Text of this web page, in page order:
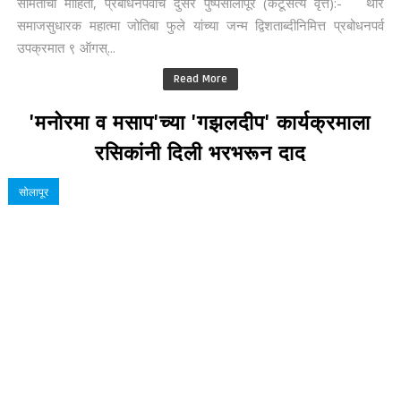
समाजसुधारक महात्मा जोतिबा फुले यांच्या जन्म द्विशताब्दीनिमित्त प्रबोधनपर्व
उपक्रमात ९ ऑगस्...
Read More
'मनोरमा व मसाप'च्या 'गझलदीप' कार्यक्रमाला
रसिकांनी दिली भरभरून दाद
सोलापूर